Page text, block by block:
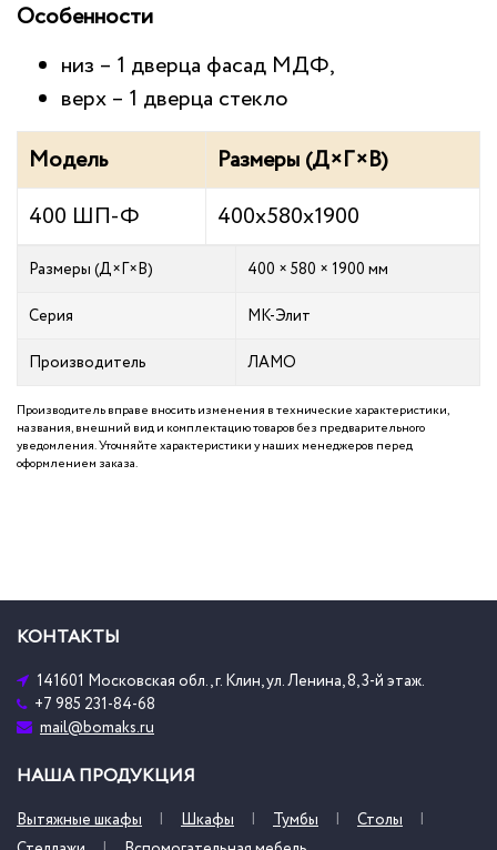
Особенности
низ – 1 дверца фасад МДФ,
верх – 1 дверца стекло
Модель
Размеры (Д×Г×В)
400 ШП-Ф
400х580х1900
Размеры (Д×Г×В) 400 × 580 × 1900 мм
Серия МК-Элит
Производитель ЛАМО
Производитель вправе вносить изменения в технические характеристики,
названия, внешний вид и комплектацию товаров без предварительного
уведомления. Уточняйте характеристики у наших менеджеров перед
оформлением заказа.
КОНТАКТЫ
141601 Московская обл., г. Клин, ул. Ленина, 8, 3-й этаж.
+7 985 231-84-68
mail@bomaks.ru
НАША ПРОДУКЦИЯ
Вытяжные шкафы Шкафы Тумбы
Столы